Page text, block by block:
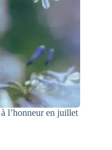
l’honneur en juillet